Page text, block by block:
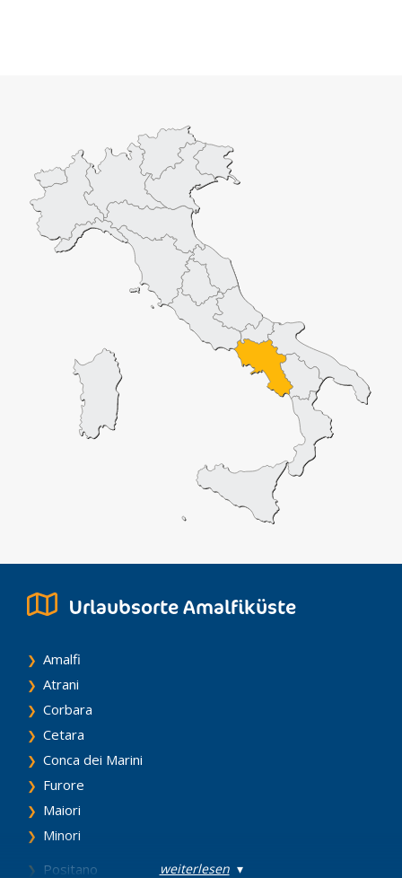
Urlaubsorte Amalfiküste
Amalfi
Atrani
Corbara
Cetara
Conca dei Marini
Furore
Maiori
Minori
Positano
weiterlesen▾